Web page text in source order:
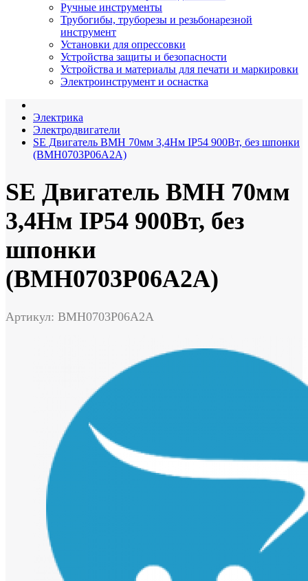
Ручные инструменты
Трубогибы, труборезы и резьбонарезной
инструмент
Установки для опрессовки
Устройства защиты и безопасности
Устройства и материалы для печати и маркировки
Электроинструмент и оснастка
Электрика
Электродвигатели
SE Двигатель BMH 70мм 3,4Нм IP54 900Вт, без шпонки
(BMH0703P06A2A)
SE Двигатель BMH 70мм
3,4Нм IP54 900Вт, без
шпонки
(BMH0703P06A2A)
Артикул: BMH0703P06A2A